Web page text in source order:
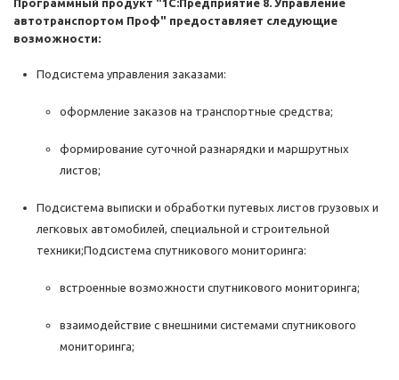
Программный продукт "1С:Предприятие 8. Управление
автотранспортом Проф" предоставляет следующие
возможности:
Подсистема управления заказами:
оформление заказов на транспортные средства;
формирование суточной разнарядки и маршрутных
листов;
Подсистема выписки и обработки путевых листов грузовых и
легковых автомобилей, специальной и строительной
техники;Подсистема спутникового мониторинга:
встроенные возможности спутникового мониторинга;
взаимодействие с внешними системами спутникового
мониторинга;